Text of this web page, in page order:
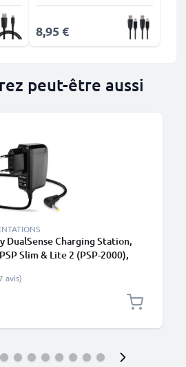
8,95 €
peut-être aussi
DualSense Charging Station,
Slim & Lite 2 (PSP-2000),
1A, Cordon / Câble de Charge
avis)